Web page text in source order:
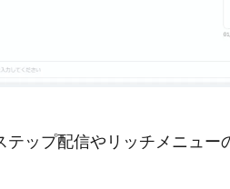
ップ配信やリッチメニュー